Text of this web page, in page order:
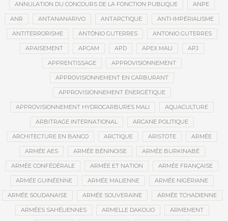
ANNULATION DU CONCOURS DE LA FONCTION PUBLIQUE ANPE
ANR ANTANANARIVO ANTARCTIQUE ANTI-IMPÉRIALISME
ANTITERRORISME ANTÓNIO GUTERRES ANTONIO GUTERRES
APAISEMENT APCAM APD APEX MALI APJ
APPRENTISSAGE APPROVISIONNEMENT
APPROVISIONNEMENT EN CARBURANT
APPROVISIONNEMENT ÉNERGÉTIQUE
APPROVISIONNEMENT HYDROCARBURES MALI AQUACULTURE
ARBITRAGE INTERNATIONAL ARCANE POLITIQUE
ARCHITECTURE EN BANCO ARCTIQUE ARISTOTE ARMÉE
ARMÉE AES ARMÉE BÉNINOISE ARMÉE BURKINABÉ
ARMÉE CONFÉDÉRALE ARMÉE ET NATION ARMÉE FRANÇAISE
ARMÉE GUINÉENNE ARMÉE MALIENNE ARMÉE NIGÉRIANE
ARMÉE SOUDANAISE ARMÉE SOUVERAINE ARMÉE TCHADIENNE
ARMÉES SAHÉLIENNES ARMELLE DAKOUO ARMEMENT